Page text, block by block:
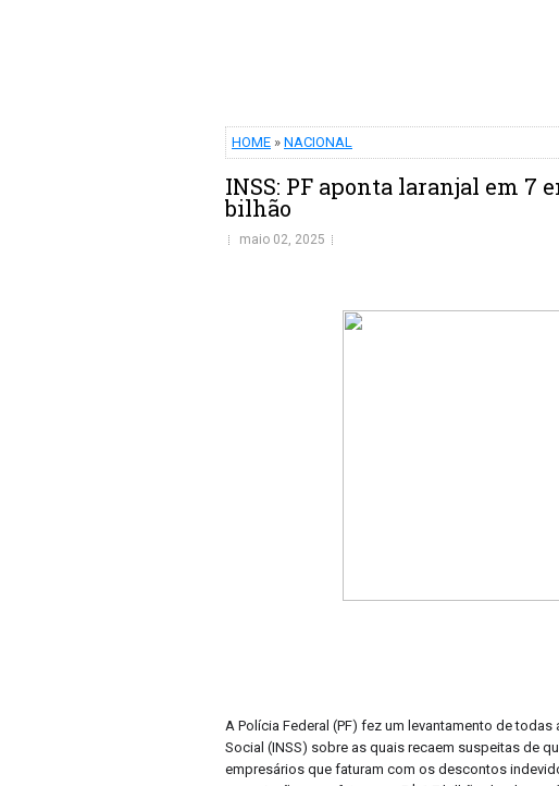
HOME » NACIONAL
INSS: PF aponta laranjal em 7
bilhão
maio 02, 2025
A Polícia Federal (PF) fez um levantamento de
Social (INSS) sobre as quais recaem suspeitas de
empresários que faturam com os descontos